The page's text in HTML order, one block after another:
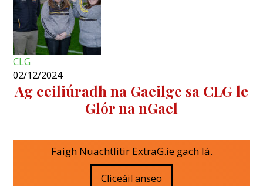
CLG
02/12/2024
Ag ceiliúradh na Gaeilge sa CLG le
Glór na nGael
Faigh Nuachtlitir ExtraG.ie gach lá.
Cliceáil anseo